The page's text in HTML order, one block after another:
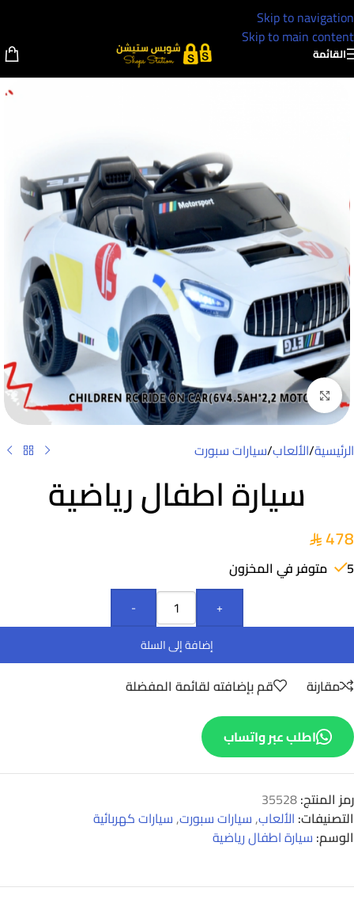
Skip to navigation
Skip to main content
القائمة
Click to enlarge
الرئيسية/الألعاب/سيارات سبورت
سيارة اطفال رياضية
478
5 متوفر في المخزون
-
+
إضافة إلى السلة
مقارنة قم بإضافته لقائمة المفضلة
اطلب عبر واتساب
رمز المنتج:35528
التصنيفات: الألعاب,سيارات سبورت,سيارات كهربائية
الوسم: سيارة اطفال رياضية